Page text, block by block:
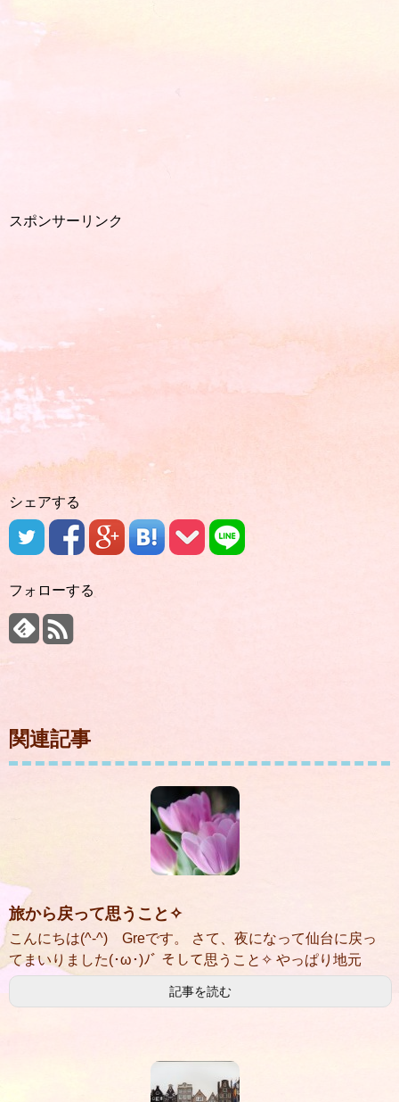
スポンサーリンク
シェアする
フォローする
関連記事
旅から戻って思うこと✧
こんにちは(^-^) Greです。 さて、夜になって仙台に戻っ
てまいりました(･ω･)ﾉﾞ そして思うこと✧ やっぱり地元
記事を読む